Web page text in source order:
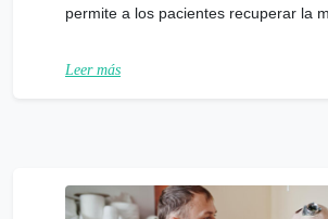
permite a los pacientes recuperar la
Leer más